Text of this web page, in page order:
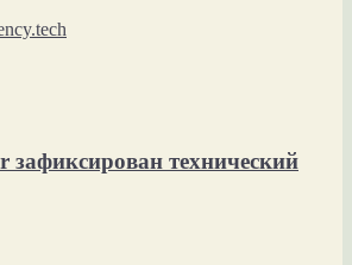
зафиксирован технический